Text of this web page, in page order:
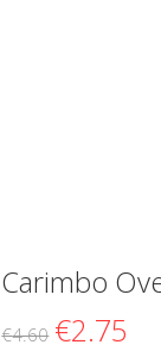
Carimbo
€4.60 O preço
€2.75